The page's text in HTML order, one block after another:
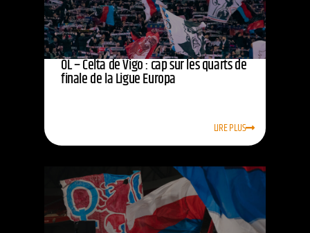
OL – Celta de Vigo : cap sur les quarts de
finale de la Ligue Europa
LIRE PLUS